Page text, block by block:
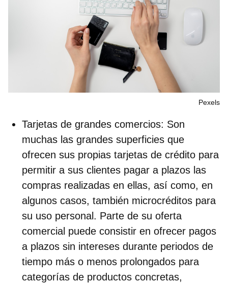
Pexels
Tarjetas de grandes comercios: Son
muchas las grandes superficies que
ofrecen sus propias tarjetas de crédito para
permitir a sus clientes pagar a plazos las
compras realizadas en ellas, así como, en
algunos casos, también microcréditos para
su uso personal. Parte de su oferta
comercial puede consistir en ofrecer pagos
a plazos sin intereses durante periodos de
tiempo más o menos prolongados para
categorías de productos concretas,